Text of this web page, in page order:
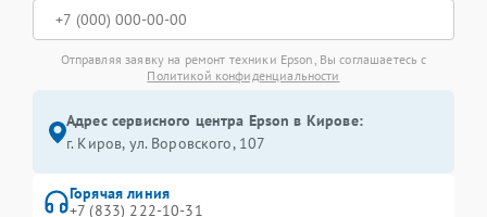
Отправляя заявку на ремонт техники Epson, Вы соглашаетесь с
Политикой конфиденциальности
Адрес сервисного центра Epson в Кирове:
г. Киров, ул. Воровского, 107
Горячая линия
+7 (833) 222-10-31